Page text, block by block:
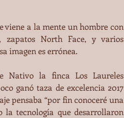
viene a la mente un hombre con
zapatos North Face, y varios
imagen es errónea.
Nativo la finca Los Laureles
ganó taza de excelencia 2017
pensaba “por fin conoceré una
la tecnología que desarrollaron